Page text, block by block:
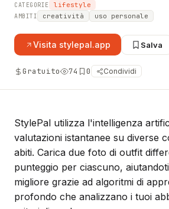
CATEGORIE lifestyle
AMBITI creatività uso personale
Visita stylepal.app Salva
Gratuito 74 0 Condividi
StylePal utilizza l'intelligenza
valutazioni istantanee su diverse
abiti. Carica due foto di outfit
punteggio per ciascuno,
migliore grazie ad algoritmi di
profondo che analizzano i tuoi